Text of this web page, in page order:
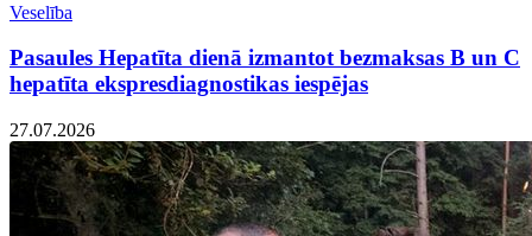
Veselība
Pasaules Hepatīta dienā izmantot bezmaksas B un C
hepatīta ekspresdiagnostikas iespējas
27.07.2026